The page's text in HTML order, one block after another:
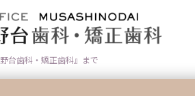
台歯科・矯正歯科』まで